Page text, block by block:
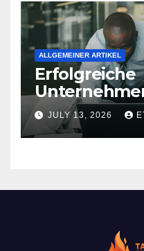
ALLGEMEINER ARTIKEL
Erfolgreiche
nachhaltiger
JULY 13, 2026